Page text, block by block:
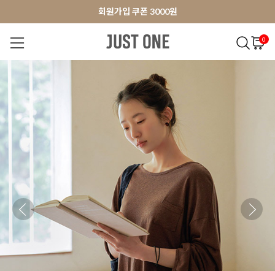
앱 다운로드 10% 할인쿠폰
회원가입 쿠폰 3000원
앱 다운로드 10% 할인쿠폰
0
NEW 7% MADE . J